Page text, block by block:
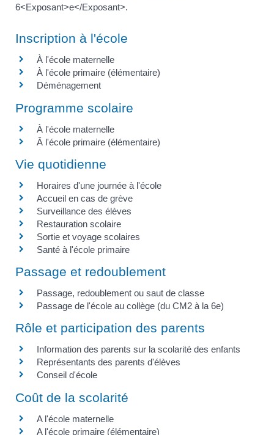
6<Exposant>e</Exposant>.
Inscription à l'école
À l'école maternelle
À l'école primaire (élémentaire)
Déménagement
Programme scolaire
À l'école maternelle
Â l'école primaire (élémentaire)
Vie quotidienne
Horaires d'une journée à l'école
Accueil en cas de grève
Surveillance des élèves
Restauration scolaire
Sortie et voyage scolaires
Santé à l'école primaire
Passage et redoublement
Passage, redoublement ou saut de classe
Passage de l'école au collège (du CM2 à la 6e)
Rôle et participation des parents
Information des parents sur la scolarité des enfants
Représentants des parents d'élèves
Conseil d'école
Coût de la scolarité
A l'école maternelle
A l'école primaire (élémentaire)